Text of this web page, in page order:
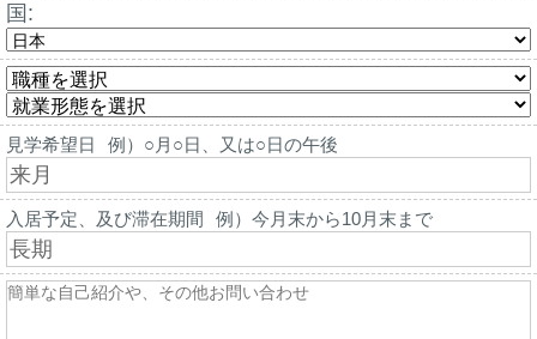
国:
見学希望日 例）○月○日、又は○日の午後
入居予定、及び滞在期間 例）今月末から10月末まで